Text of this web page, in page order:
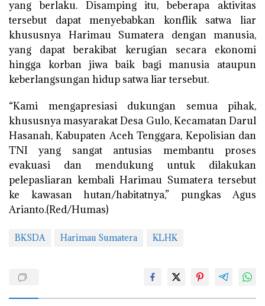
yang berlaku. Disamping itu, beberapa aktivitas
tersebut dapat menyebabkan konflik satwa liar
khususnya Harimau Sumatera dengan manusia,
yang dapat berakibat kerugian secara ekonomi
hingga korban jiwa baik bagi manusia ataupun
keberlangsungan hidup satwa liar tersebut.
“Kami mengapresiasi dukungan semua pihak,
khususnya masyarakat Desa Gulo, Kecamatan Darul
Hasanah, Kabupaten Aceh Tenggara, Kepolisian dan
TNI yang sangat antusias membantu proses
evakuasi dan mendukung untuk dilakukan
pelepasliaran kembali Harimau Sumatera tersebut
ke kawasan hutan/habitatnya,” pungkas Agus
Arianto.(Red/Humas)
BKSDA Harimau Sumatera KLHK